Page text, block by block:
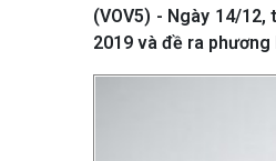
(VOV5) - Ngày 14/
2019 và đề ra